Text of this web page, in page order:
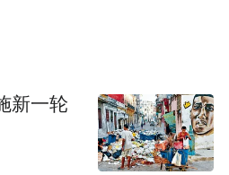
(including the videos,
is uploaded and posted
Hao, which is a social media
information storage
新一轮